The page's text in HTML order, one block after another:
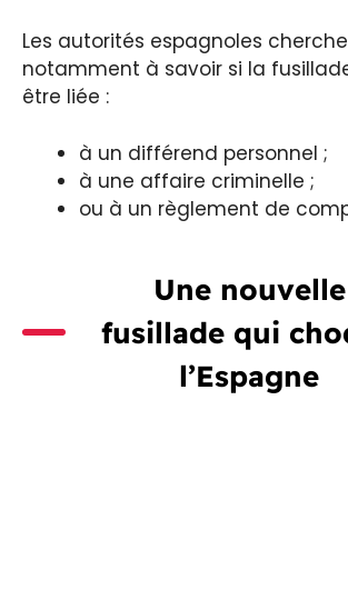
Les autorités espagnoles
notamment à savoir si la
être liée :
à un différend personnel ;
à une affaire criminelle ;
ou à un règlement de
Une nouvelle
fusillade qui
l’Espagne